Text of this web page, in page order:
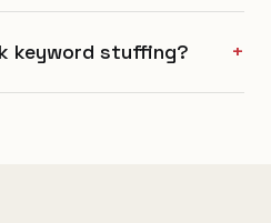
keyword stuffing? +